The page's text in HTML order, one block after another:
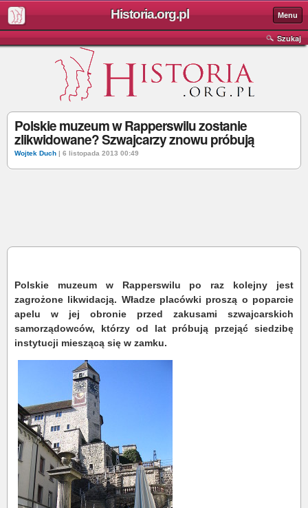
Historia.org.pl Menu
Szukaj
Polskie muzeum w Rapperswilu zostanie
zlikwidowane? Szwajcarzy znowu próbują
Wojtek Duch | 6 listopada 2013 00:49
Polskie muzeum w Rapperswilu po raz kolejny jest
zagrożone likwidacją. Władze placówki proszą o poparcie
apelu w jej obronie przed zakusami szwajcarskich
samorządowców, którzy od lat próbują przejąć siedzibę
instytucji mieszącą się w zamku.